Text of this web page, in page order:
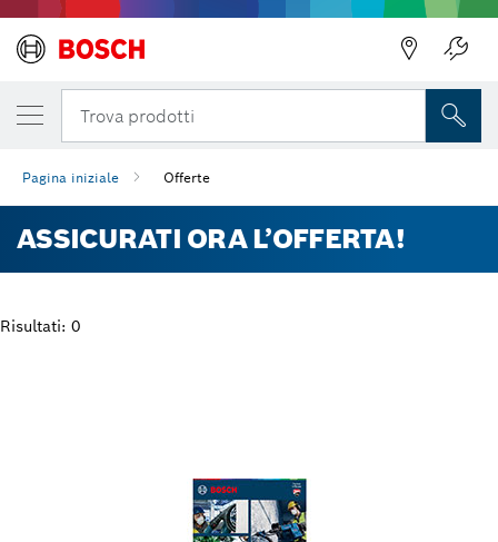
Trova prodotti
Pagina iniziale Offerte
ASSICURATI ORA L’OFFERTA!
Risultati: 0